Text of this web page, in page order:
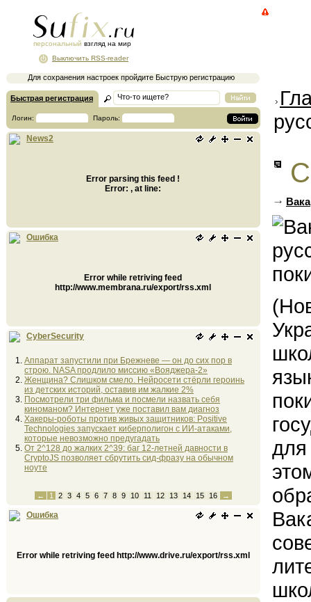
персональный взгляд на мир
Для сохранения настроек пройдите Быструю регистрацию
Выключить RSS-reader
Быстрая регистрация
Логин: Пароль:
News2
Error parsing this feed !
Error: , at line:
Ошибка
Error while retriving feed
http://www.membrana.ru/export/rss.xml
CyberSecurity
Аппарат запустили при Брежневе — он до сих пор в
строю. NASA продлило миссию «Вояджера-2»
Женщина? Слишком смело. Нейросети стёрли героинь
из детских историй, оставив им жалкие 2%
Посмотрели три фильма и посмели назвать себя
киноманом? Интернет уже поставил вам диагноз
Хакеры-роботы против живых защитников: Positive
Technologies запускает киберполигон с ИИ-атаками,
которые невозможно предугадать
От 2^128 до жалких 2^39: баг 12-летней давности в
CryptoJS позволяет сбрутить сид-фразу на обычном
ноуте
← 1 2 3 4 5 6 7 8 9 10 11 12 13 14 15 16 →
Ошибка
Error while retriving feed http://www.drive.ru/export/rss.xml
для